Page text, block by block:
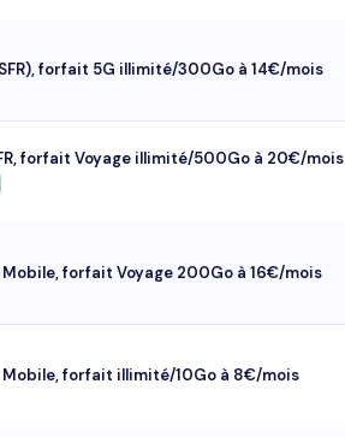
forfait 5G illimité/300Go à 14€/mois
forfait Voyage illimité/500Go à 20€/mois
forfait Voyage 200Go à 16€/mois
Mobile, forfait illimité/10Go à 8€/mois